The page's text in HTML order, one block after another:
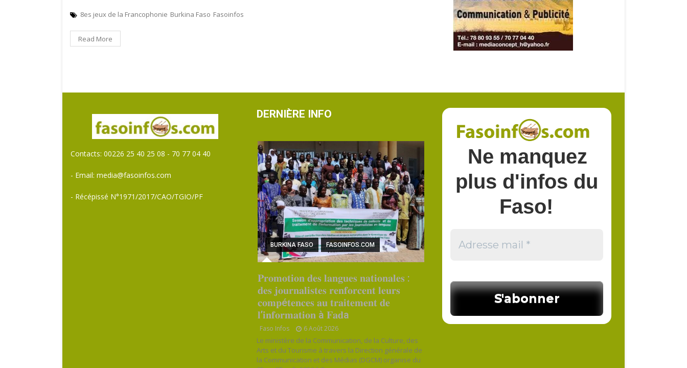
8es jeux de la Francophonie Burkina Faso Fasoinfos
Read More
Contacts: 00226 25 40 25 08 - 70 77 04 40
- Email: media@fasoinfos.com
- Récépissé N°1971/2017/CAO/TGIO/PF
DERNIÈRE INFO
BURKINA FASO FASOINFOS.COM
𝐏𝐫𝐨𝐦𝐨𝐭𝐢𝐨𝐧 𝐝𝐞𝐬 𝐥𝐚𝐧𝐠𝐮𝐞𝐬 𝐧𝐚𝐭𝐢𝐨𝐧𝐚𝐥𝐞𝐬 :
𝐝𝐞𝐬 𝐣𝐨𝐮𝐫𝐧𝐚𝐥𝐢𝐬𝐭𝐞𝐬 𝐫𝐞𝐧𝐟𝐨𝐫𝐜𝐞𝐧𝐭 𝐥𝐞𝐮𝐫𝐬
𝐜𝐨𝐦𝐩é𝐭𝐞𝐧𝐜𝐞𝐬 𝐚𝐮 𝐭𝐫𝐚𝐢𝐭𝐞𝐦𝐞𝐧𝐭 𝐝𝐞
𝐥’𝐢𝐧𝐟𝐨𝐫𝐦𝐚𝐭𝐢𝐨𝐧 à 𝐅𝐚𝐝a
Faso Infos 6 Août 2026
Le ministère de la Communication, de la Culture, des
Arts et du Tourisme à travers la Direction générale de
la Communication et des Médias (DGCM) organise du
Ne manquez
plus d'infos du
Faso!